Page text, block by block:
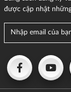
được cập nhật